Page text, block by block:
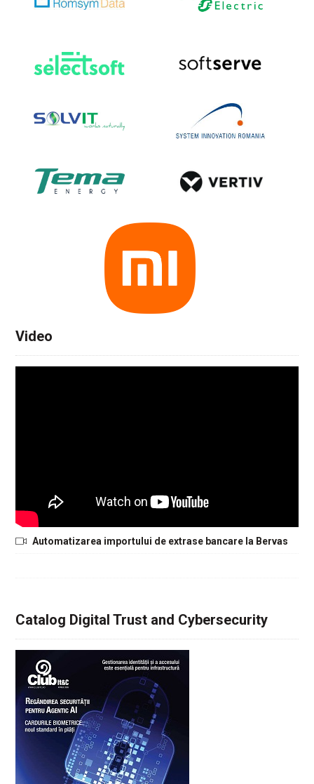
Video
Automatizarea importului de extrase bancare la Bervas
Catalog Digital Trust and Cybersecurity